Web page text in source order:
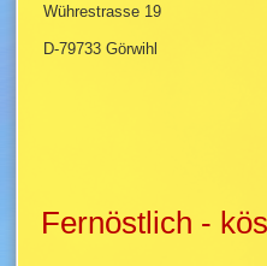
Wührestrasse 19
D-79733 Görwihl
Fernöstlich -